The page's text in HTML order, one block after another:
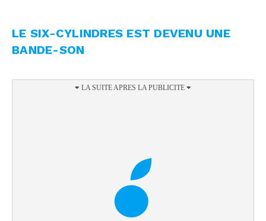
LE SIX-CYLINDRES EST DEVENU UNE
BANDE-SON